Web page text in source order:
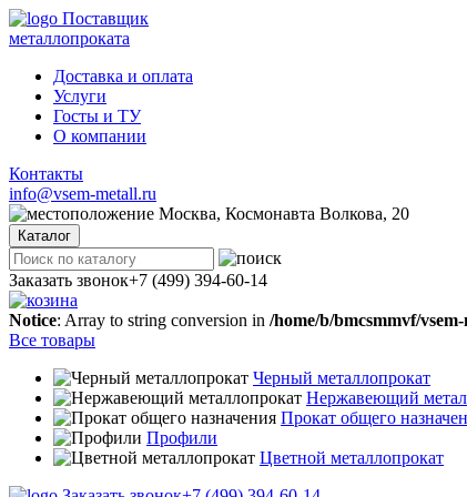
Поставщик
металлопроката
Доставка и оплата
Услуги
Госты и ТУ
О компании
Контакты
info@vsem-metall.ru
Москва, Космонавта Волкова, 20
Каталог
Заказать звонок+7 (499) 394-60-14
Notice: Array to string conversion in /home/b/bmcsmmvf/
Все товары
Черный металлопрокат
Нержавеющий
Прокат общего
Профили
Цветной металлопрокат